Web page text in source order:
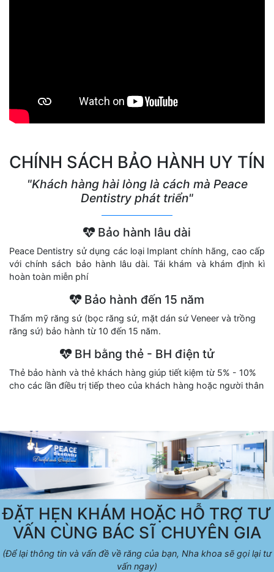
CHÍNH SÁCH BẢO HÀNH UY TÍN
"Khách hàng hài lòng là cách mà Peace
Dentistry phát triển"
Bảo hành lâu dài
Peace Dentistry sử dụng các loại Implant chính hãng, cao cấp
với chính sách bảo hành lâu dài. Tái khám và khám định kì
hoàn toàn miễn phí
Bảo hành đến 15 năm
Thẩm mỹ răng sứ (bọc răng sứ, mặt dán sứ Veneer và trồng
răng sứ) bảo hành từ 10 đến 15 năm.
BH bằng thẻ - BH điện tử
Thẻ bảo hành và thẻ khách hàng giúp tiết kiệm từ 5% - 10%
cho các lần điều trị tiếp theo của khách hàng hoặc người thân
ĐẶT HẸN KHÁM HOẶC HỖ TRỢ TƯ
VẤN CÙNG BÁC SĨ CHUYÊN GIA
(Để lại thông tin và vấn đề về răng của bạn, Nha khoa sẽ gọi lại tư
vấn ngay)